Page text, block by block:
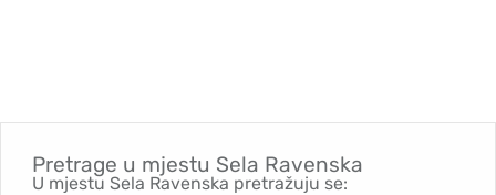
Pretrage u mjestu Sela Ravenska
U mjestu Sela Ravenska pretražuju se: